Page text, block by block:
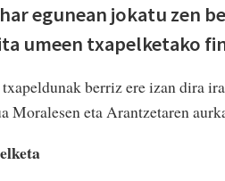
egunean jokatu zen
umeen txapelketako
berriz ere izan dira
Moralesen eta Arantzetaren